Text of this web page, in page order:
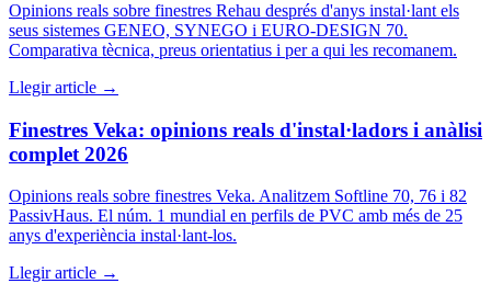
Opinions reals sobre finestres Rehau després d'anys instal·lant els
seus sistemes GENEO, SYNEGO i EURO-DESIGN 70.
Comparativa tècnica, preus orientatius i per a qui les recomanem.
Llegir article →
Finestres Veka: opinions reals d'instal·ladors i anàlisi
complet 2026
Opinions reals sobre finestres Veka. Analitzem Softline 70, 76 i 82
PassivHaus. El núm. 1 mundial en perfils de PVC amb més de 25
anys d'experiència instal·lant-los.
Llegir article →